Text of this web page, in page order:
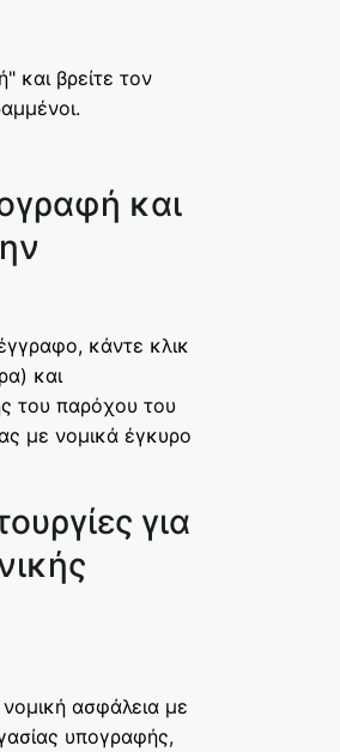
και βρείτε τον
και
κάντε κλικ
και
του παρόχου του
με νομικά έγκυρο
για
ασφάλεια με
υπογραφής,